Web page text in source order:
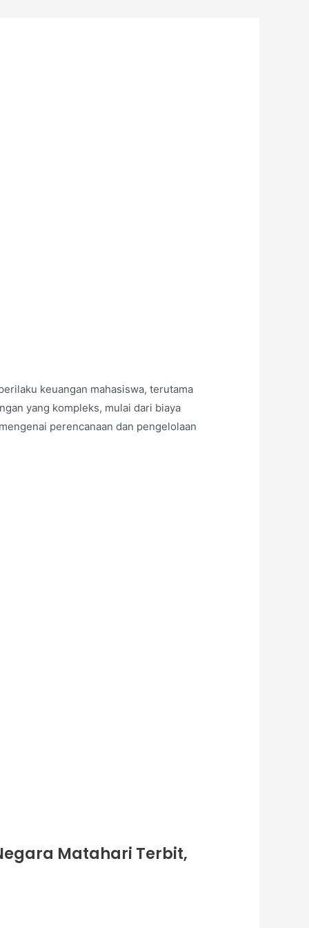
keuangan mahasiswa, terutama
yang kompleks, mulai dari biaya
perencanaan dan pengelolaan
Matahari Terbit,